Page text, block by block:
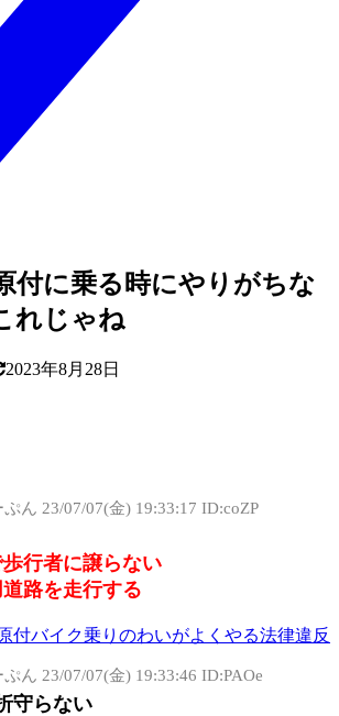
付に乗る時にやりがちな
れじゃね
2023年8月28日
ぷん 23/07/07(金) 19:33:17 ID:coZP
行者に譲らない
路を走行する
付バイク乗りのわいがよくやる法律違反
ぷん 23/07/07(金) 19:33:46 ID:PAOe
守らない